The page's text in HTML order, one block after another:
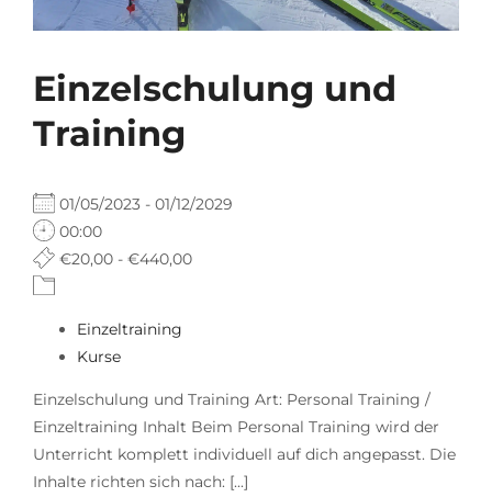
Einzelschulung und
Training
01/05/2023 - 01/12/2029
00:00
€20,00 - €440,00
Einzeltraining
Kurse
Einzelschulung und Training Art: Personal Training /
Einzeltraining Inhalt Beim Personal Training wird der
Unterricht komplett individuell auf dich angepasst. Die
Inhalte richten sich nach: [...]